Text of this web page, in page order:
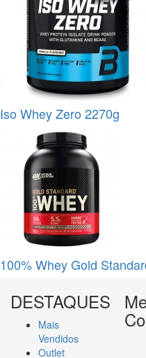
Iso Whey Zero 2270g
100% Whey Gold
DESTAQUES
Mais
Vendidos
Outlet